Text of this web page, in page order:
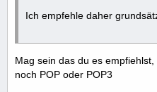
Ich empfehle daher
Mag sein das du es
noch POP oder POP3